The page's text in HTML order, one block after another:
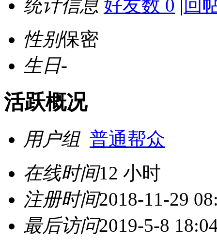
统计信息 好友数 0 | 回
性别保密
生日-
活跃概况
用户组 普通帮众
在线时间12 小时
注册时间2018-11-29
最后访问2019-5-8